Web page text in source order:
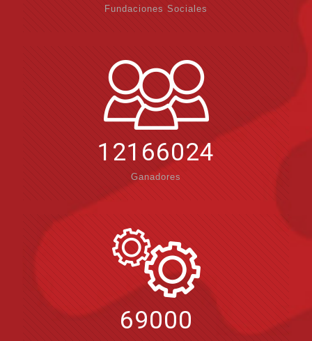
Fundaciones Sociales
12166024
Ganadores
69000